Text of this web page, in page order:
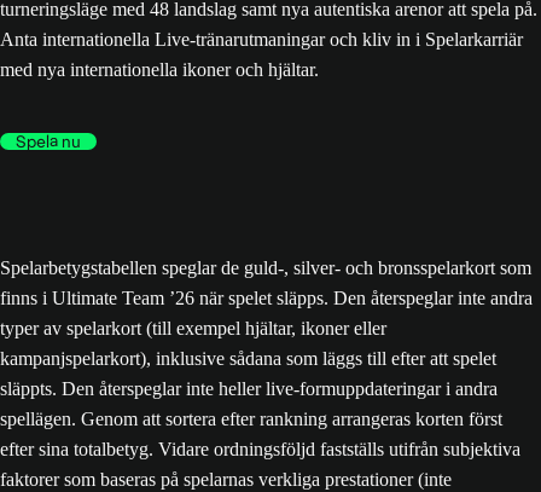
turneringsläge med 48 landslag samt nya autentiska arenor att spela på.
Anta internationella Live-tränarutmaningar och kliv in i Spelarkarriär
med nya internationella ikoner och hjältar.
Spela nu
Spelarbetygstabellen speglar de guld-, silver- och bronsspelarkort som
finns i Ultimate Team ’26 när spelet släpps. Den återspeglar inte andra
typer av spelarkort (till exempel hjältar, ikoner eller
kampanjspelarkort), inklusive sådana som läggs till efter att spelet
släppts. Den återspeglar inte heller live-formuppdateringar i andra
spellägen. Genom att sortera efter rankning arrangeras korten först
efter sina totalbetyg. Vidare ordningsföljd fastställs utifrån subjektiva
faktorer som baseras på spelarnas verkliga prestationer (inte